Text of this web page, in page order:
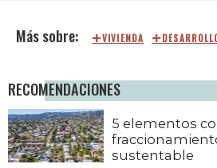
VIVIENDA
RECOMENDACIONES
5 elementos
sustentable